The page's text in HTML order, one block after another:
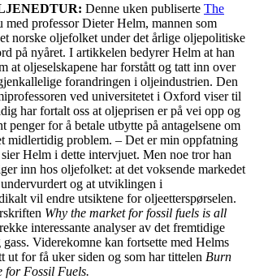
Denne uken publiserte The
med professor Dieter Helm, mannen som
norske oljefolket under det årlige oljepolitiske
på nyåret. I artikkelen bedyrer Helm at han
at oljeselskapene har forstått og tatt inn over
forandringen i oljeindustrien. Den
ved universitetet i Oxford viser til
har fortalt oss at oljeprisen er på vei opp og
penger for å betale utbytte på antagelsene om
midlertidig problem. – Det er min oppfatning
Helm i dette intervjuet. Men noe tror han
inn hos oljefolket: at det voksende markedet
og at utviklingen i
vil endre utsiktene for oljeetterspørselen.
Why the market for fossil fuels is all
interessante analyser av det fremtidige
Viderekomne kan fortsette med Helms
ut for få uker siden og som har tittelen Burn
for Fossil Fuels.